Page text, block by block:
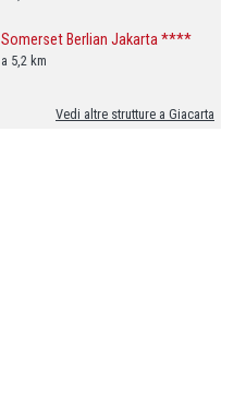
Somerset Berlian Jakarta ****
a 5,2 km
Vedi altre strutture a Giacarta